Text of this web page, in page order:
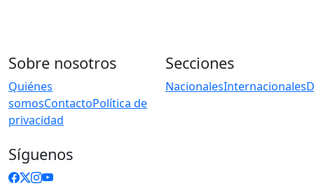
Sobre nosotros
Quiénes
somosContactoPolítica de
privacidad
Secciones
NacionalesInternacionales
Síguenos